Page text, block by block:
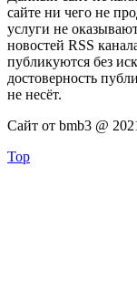
сайте ни чего не
услуги не
новостей RSS
публикуются без
достоверность
не несёт.
Сайт от bmb3 @
Top